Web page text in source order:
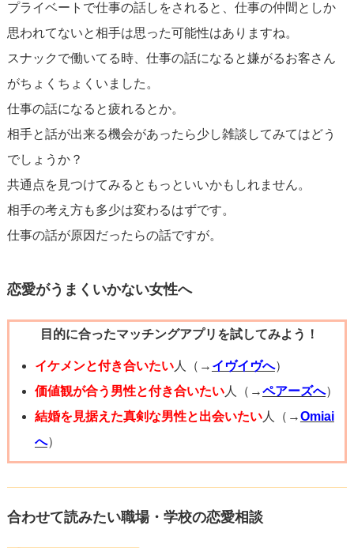
プライベートで仕事の話しをされると、仕事の仲間としか
思われてないと相手は思った可能性はありますね。
スナックで働いてる時、仕事の話になると嫌がるお客さん
がちょくちょくいました。
仕事の話になると疲れるとか。
相手と話が出来る機会があったら少し雑談してみてはどう
でしょうか？
共通点を見つけてみるともっといいかもしれません。
相手の考え方も多少は変わるはずです。
仕事の話が原因だったらの話ですが。
恋愛がうまくいかない女性へ
目的に合ったマッチングアプリを試してみよう！
イケメンと付き合いたい人（→ イヴイヴへ）
価値観が合う男性と付き合いたい人（→ペアーズへ）
結婚を見据えた真剣な男性と出会いたい人（→Omiai
へ）
合わせて読みたい職場・学校の恋愛相談